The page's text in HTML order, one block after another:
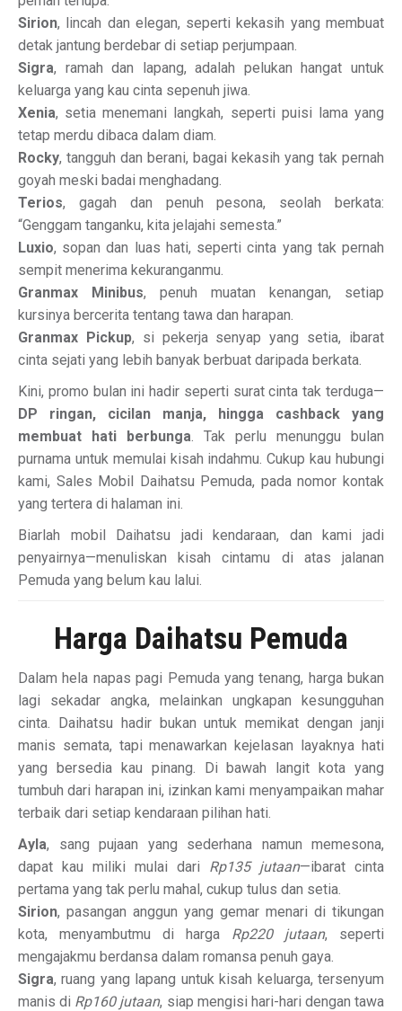
Sirion, lincah dan elegan, seperti kekasih yang membuat
detak jantung berdebar di setiap perjumpaan.
Sigra, ramah dan lapang, adalah pelukan hangat untuk
keluarga yang kau cinta sepenuh jiwa.
Xenia, setia menemani langkah, seperti puisi lama yang
tetap merdu dibaca dalam diam.
Rocky, tangguh dan berani, bagai kekasih yang tak pernah
goyah meski badai menghadang.
Terios, gagah dan penuh pesona, seolah berkata:
“Genggam tanganku, kita jelajahi semesta.”
Luxio, sopan dan luas hati, seperti cinta yang tak pernah
sempit menerima kekuranganmu.
Granmax Minibus, penuh muatan kenangan, setiap
kursinya bercerita tentang tawa dan harapan.
Granmax Pickup, si pekerja senyap yang setia, ibarat
cinta sejati yang lebih banyak berbuat daripada berkata.
Kini, promo bulan ini hadir seperti surat cinta tak terduga—
DP ringan, cicilan manja, hingga cashback yang
membuat hati berbunga. Tak perlu menunggu bulan
purnama untuk memulai kisah indahmu. Cukup kau hubungi
kami, Sales Mobil Daihatsu Pemuda, pada nomor kontak
yang tertera di halaman ini.
Biarlah mobil Daihatsu jadi kendaraan, dan kami jadi
penyairnya—menuliskan kisah cintamu di atas jalanan
Pemuda yang belum kau lalui.
Harga Daihatsu Pemuda
Dalam hela napas pagi Pemuda yang tenang, harga bukan
lagi sekadar angka, melainkan ungkapan kesungguhan
cinta. Daihatsu hadir bukan untuk memikat dengan janji
manis semata, tapi menawarkan kejelasan layaknya hati
yang bersedia kau pinang. Di bawah langit kota yang
tumbuh dari harapan ini, izinkan kami menyampaikan mahar
terbaik dari setiap kendaraan pilihan hati.
Ayla, sang pujaan yang sederhana namun memesona,
dapat kau miliki mulai dari Rp135 jutaan—ibarat cinta
pertama yang tak perlu mahal, cukup tulus dan setia.
Sirion, pasangan anggun yang gemar menari di tikungan
kota, menyambutmu di harga Rp220 jutaan, seperti
mengajakmu berdansa dalam romansa penuh gaya.
Sigra, ruang yang lapang untuk kisah keluarga, tersenyum
manis di Rp160 jutaan, siap mengisi hari-hari dengan tawa